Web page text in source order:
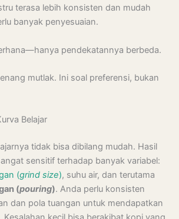
terasa lebih konsisten dan mudah
banyak penyesuaian.
pendekatannya berbeda.
mutlak. Ini soal preferensi, bukan
Belajar
tidak bisa dibilang mudah. Hasil
sensitif terhadap banyak variabel:
(grind size), suhu air, dan terutama
(pouring). Anda perlu konsisten
dan pola tuangan untuk mendapatkan